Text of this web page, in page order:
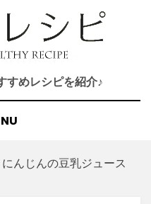
すめレシピを紹介♪
んじんの豆乳ジュース